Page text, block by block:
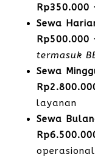
Rp350.000
Sewa
Rp500.000
termasuk
Sewa
layanan
Sewa